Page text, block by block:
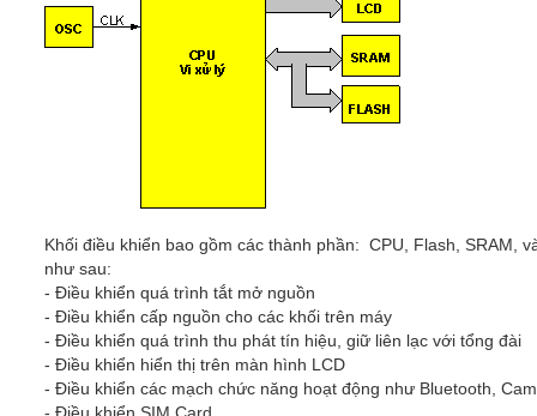
Khối điều khiển bao gồm các thành phần: CPU, Flash, SRAM,
như sau:
- Điều khiển quá trình tắt mở nguồn
- Điều khiển cấp nguồn cho các khối trên máy
- Điều khiển quá trình thu phát tín hiệu, giữ liên lạc với tổng đài
- Điều khiển hiển thị trên màn hình LCD
- Điều khiển các mạch chức năng hoạt động như Bluetooth,